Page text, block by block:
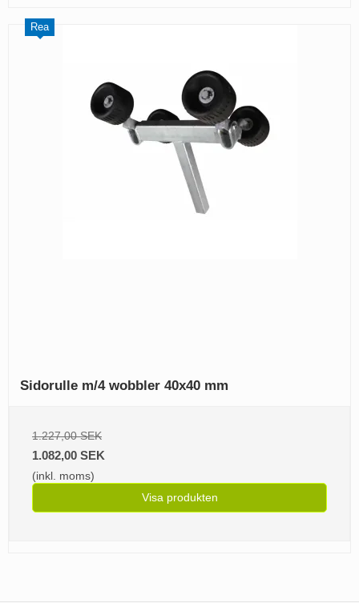
Rea
Sidorulle m/4 wobbler 40x40 mm
1.227,00 SEK
1.082,00 SEK
(inkl. moms)
Visa produkten